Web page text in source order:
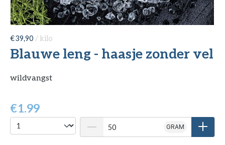
€ 39,90 / kilo
Blauwe leng - haasje zonder vel
wildvangst
€1.99
GRAM